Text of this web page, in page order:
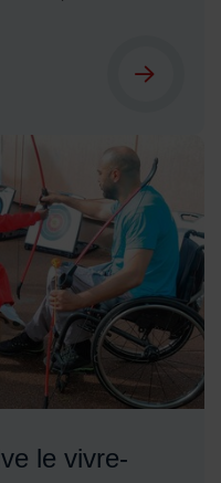
le vivre-